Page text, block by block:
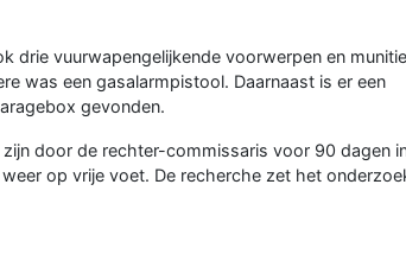
drie vuurwapengelijkende voorwerpen en
was een gasalarmpistool. Daarnaast is er een
gevonden.
door de rechter-commissaris voor 90 dagen
op vrije voet. De recherche zet het